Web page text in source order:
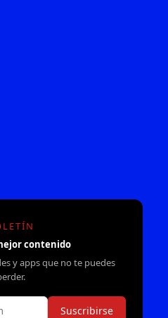
contenido
y apps que no te puedes
Suscribirse